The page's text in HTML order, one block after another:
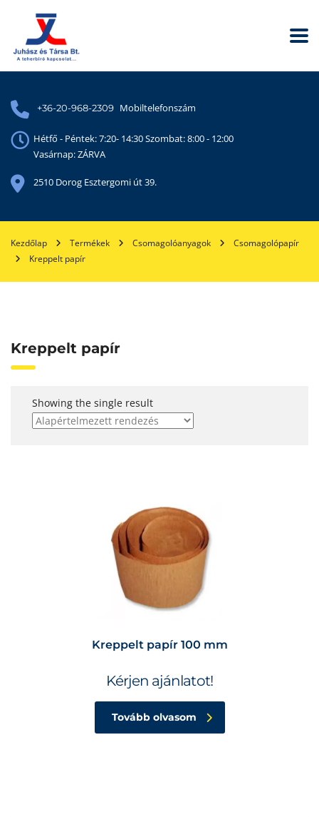
+36-20-968-2309 Mobiltelefonszám
Hétfő - Péntek: 7:20- 14:30 Szombat: 8:00 - 12:00
Vasárnap: ZÁRVA
2510 Dorog Esztergomi út 39.
Kezdőlap Termékek Csomagolóanyagok
Csomagolópapír
Kreppelt papír
Kreppelt papír
Showing the single result
Kreppelt papír 100 mm
Kérjen ajánlatot!
Tovább olvasom